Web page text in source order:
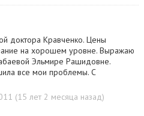
доктора Кравченко. Цены
на хорошем уровне. Выражаю
Эльмире Рашидовне.
все мои проблемы. С
(15 лет 2 месяца назад)